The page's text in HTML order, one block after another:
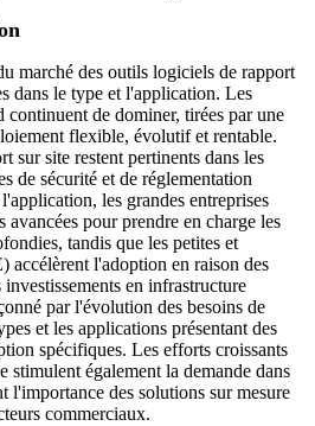
marché des outils logiciels de rapport
dans le type et l'application. Les
continuent de dominer, tirées par une
flexible, évolutif et rentable.
sur site restent pertinents dans les
de sécurité et de réglementation
les grandes entreprises
pour prendre en charge les
tandis que les petites et
accélèrent l'adoption en raison des
en infrastructure
par l'évolution des besoins de
et les applications présentant des
spécifiques. Les efforts croissants
stimulent également la demande dans
l'importance des solutions sur mesure
commerciaux.